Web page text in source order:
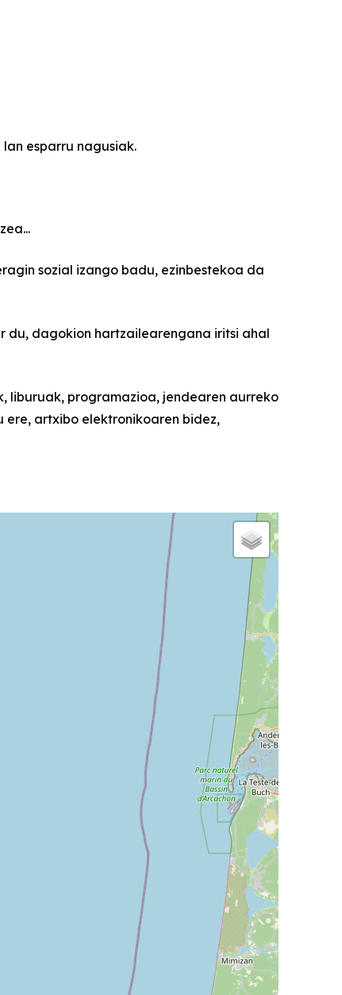
esparru nagusiak.
sozial izango badu, ezinbestekoa da
du, dagokion hartzailearengana iritsi ahal
liburuak, programazioa, jendearen aurreko
artxibo elektronikoaren bidez,